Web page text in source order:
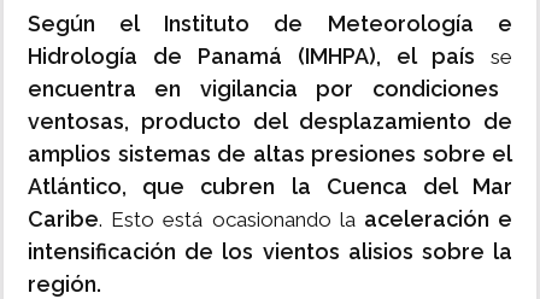
Según el Instituto de Meteorología e
Hidrología de Panamá (IMHPA), el país se
encuentra en vigilancia por condiciones
ventosas, producto del desplazamiento de
amplios sistemas de altas presiones sobre el
Atlántico, que cubren la Cuenca del Mar
Caribe. Esto está ocasionando la aceleración e
intensificación de los vientos alisios sobre la
región.